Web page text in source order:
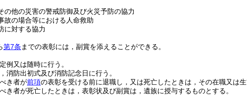
の他の災害の警戒防御及び火災予防の協力
故の場合等における人命救助
に対する協力
第7条 までの表彰には，副賞を添えることができる。
例又は随時に行う。
消防出初式及び消防記念日に行う。
き者が前項の表彰を受ける前に退職し，又は死亡したときは，その在職又は
き者が死亡したときは，表彰状及び副賞は，遺族に授与するものとする。